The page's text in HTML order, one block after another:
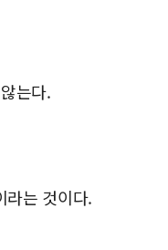
는다.
라는 것이다.